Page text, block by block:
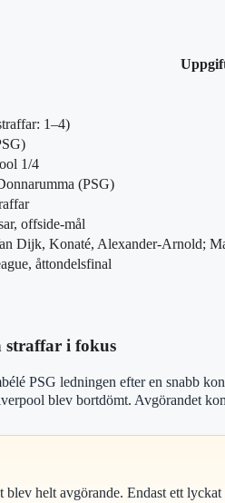
1–4)
1/4
(PSG)
offside-mål
Dijk, Konaté, Alexander-Arnold;
åttondelsfinal
straffar i fokus
PSG ledningen efter en snabb
blev bortdömt. Avgörandet
helt avgörande. Endast ett lyckat